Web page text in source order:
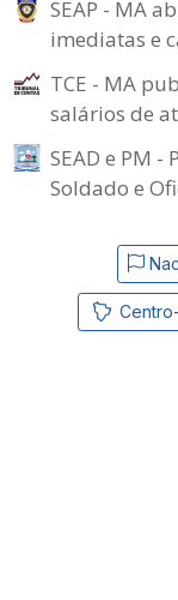
SEAP - MA
imediatas e
TCE - MA
salários de
SEAD e PM
Soldado e